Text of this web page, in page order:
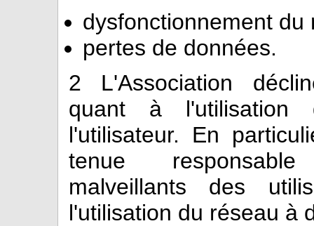
dysfonctionnement du
pertes de données.
2 L'Association
quant à
l'utilisateur. En
tenue
malveillants des
l'utilisation du réseau à